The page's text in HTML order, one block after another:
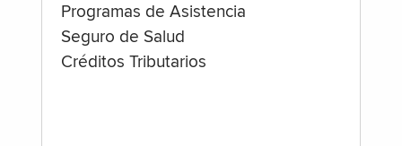
Programas de Asistencia
Seguro de Salud
Créditos Tributarios